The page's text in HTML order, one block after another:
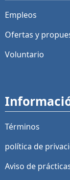
Empleos
Ofertas y
Voluntario
Términos
política de
Aviso de